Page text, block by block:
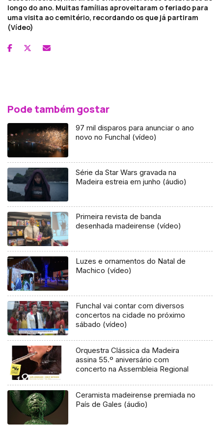
longo do ano. Muitas famílias aproveitaram o feriado para
uma visita ao cemitério, recordando os que já partiram
(Vídeo)
Pode também gostar
97 mil disparos para anunciar o ano
novo no Funchal (vídeo)
Série da Star Wars gravada na
Madeira estreia em junho (áudio)
Primeira revista de banda
desenhada madeirense (vídeo)
Luzes e ornamentos do Natal de
Machico (vídeo)
Funchal vai contar com diversos
concertos na cidade no próximo
sábado (vídeo)
Orquestra Clássica da Madeira
assina 55.º aniversário com
concerto na Assembleia Regional
Ceramista madeirense premiada no
País de Gales (áudio)